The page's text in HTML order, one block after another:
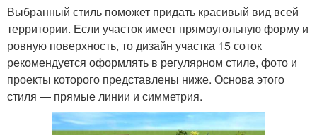
Выбранный стиль поможет придать красивый вид всей
территории. Если участок имеет прямоугольную форму и
ровную поверхность, то дизайн участка 15 соток
рекомендуется оформлять в регулярном стиле, фото и
проекты которого представлены ниже. Основа этого
стиля — прямые линии и симметрия.